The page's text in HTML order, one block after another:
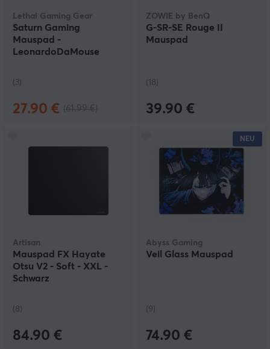
Lethal Gaming Gear
Saturn Gaming
Mauspad -
LeonardoDaMouse
(3)
27.90 €
ZOWIE by BenQ
G-SR-SE Rouge II
Mauspad
(18)
39.90 €
Artisan
Mauspad FX Hayate
Otsu V2 - Soft - XXL -
Schwarz
(8)
84.90 €
NEU
Abyss Gaming
Veil Glass Mauspad
(9)
74.90 €